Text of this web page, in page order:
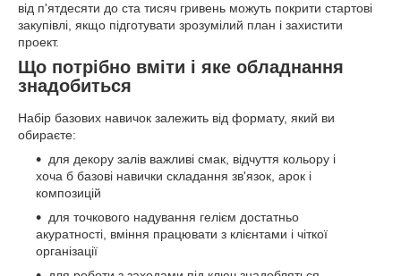
від п'ятдесяти до ста тисяч гривень можуть покрити стартові
закупівлі, якщо підготувати зрозумілий план і захистити
проект.
Що потрібно вміти і яке обладнання
знадобиться
Набір базових навичок залежить від формату, який ви
обираєте:
для декору залів важливі смак, відчуття кольору і
хоча б базові навички складання зв'язок, арок і
композицій
для точкового надування гелієм достатньо
акуратності, вміння працювати з клієнтами і чіткої
організації